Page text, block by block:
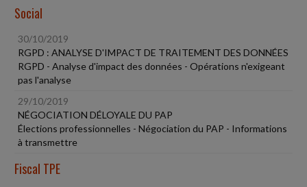
Social
30/10/2019
RGPD : ANALYSE D'IMPACT DE TRAITEMENT DES DONNÉES
RGPD - Analyse d'impact des données - Opérations n'exigeant
pas l'analyse
29/10/2019
NÉGOCIATION DÉLOYALE DU PAP
Élections professionnelles - Négociation du PAP - Informations
à transmettre
Fiscal TPE